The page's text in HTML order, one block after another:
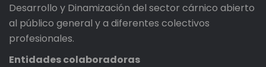
Desarrollo y Dinamización del sector cárnico abierto
al público general y a diferentes colectivos
profesionales.
Entidades colaboradoras